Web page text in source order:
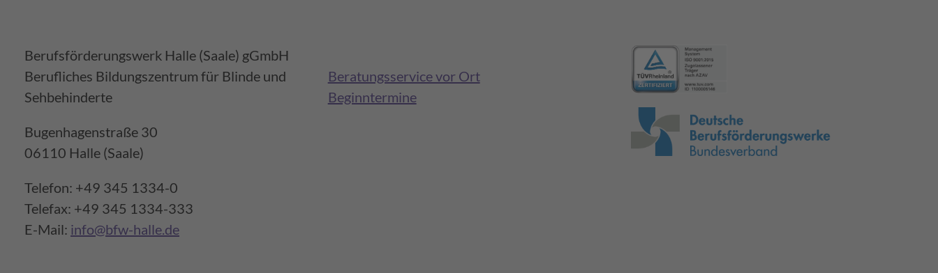
Berufsförderungswerk Halle (Saale) gGmbH
Berufliches Bildungszentrum für Blinde und
Sehbehinderte
Bugenhagenstraße 30
06110 Halle (Saale)
Telefon: +49 345 1334-0
Telefax: +49 345 1334-333
E-Mail: info@bfw-halle.de
Beratungsservice vor Ort
Beginntermine